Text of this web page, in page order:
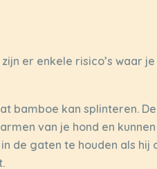
er enkele risico’s waar
bamboe kan splinteren.
van je hond en
de gaten te houden als hij